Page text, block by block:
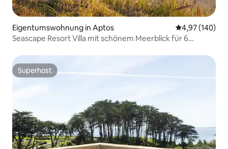
Eigentumswohnung in Aptos
4,97 (140)
Seascape Resort Villa mit schönem Meerblick für 6
Superhost
Superhost